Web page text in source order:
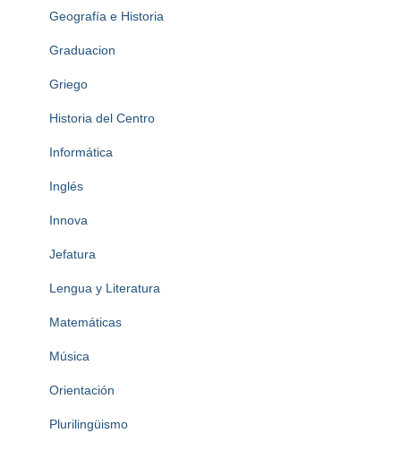
Geografía e Historia
Graduacion
Griego
Historia del Centro
Informática
Inglés
Innova
Jefatura
Lengua y Literatura
Matemáticas
Música
Orientación
Plurilingüismo